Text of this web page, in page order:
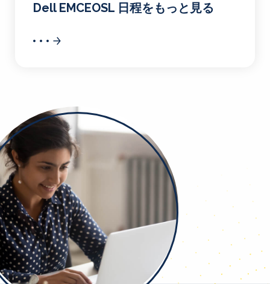
Dell EMCEOSL 日程をもっと見る